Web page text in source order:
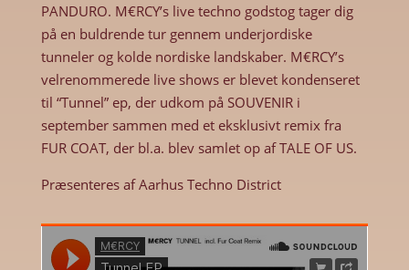
PANDURO. M€RCY’s live techno godstog tager dig
på en buldrende tur gennem underjordiske
tunneler og kolde nordiske landskaber. M€RCY’s
velrenommerede live shows er blevet kondenseret
til “Tunnel” ep, der udkom på SOUVENIR i
september sammen med et eksklusivt remix fra
FUR COAT, der bl.a. blev samlet op af TALE OF US.
Præsenteres af Aarhus Techno District